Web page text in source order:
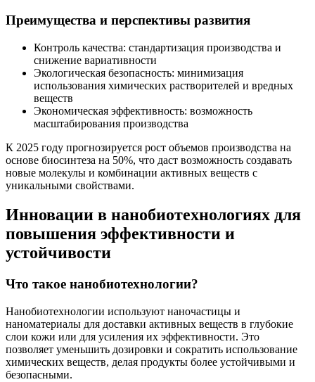
Преимущества и перспективы развития
Контроль качества: стандартизация производства и
снижение вариативности
Экологическая безопасность: минимизация
использования химических растворителей и вредных
веществ
Экономическая эффективность: возможность
масштабирования производства
К 2025 году прогнозируется рост объемов производства на
основе биосинтеза на 50%, что даст возможность создавать
новые молекулы и комбинации активных веществ с
уникальными свойствами.
Инновации в нанобиотехнологиях для
повышения эффективности и
устойчивости
Что такое нанобиотехнологии?
Нанобиотехнологии используют наночастицы и
наноматериалы для доставки активных веществ в глубокие
слои кожи или для усиления их эффективности. Это
позволяет уменьшить дозировки и сократить использование
химических веществ, делая продукты более устойчивыми и
безопасными.